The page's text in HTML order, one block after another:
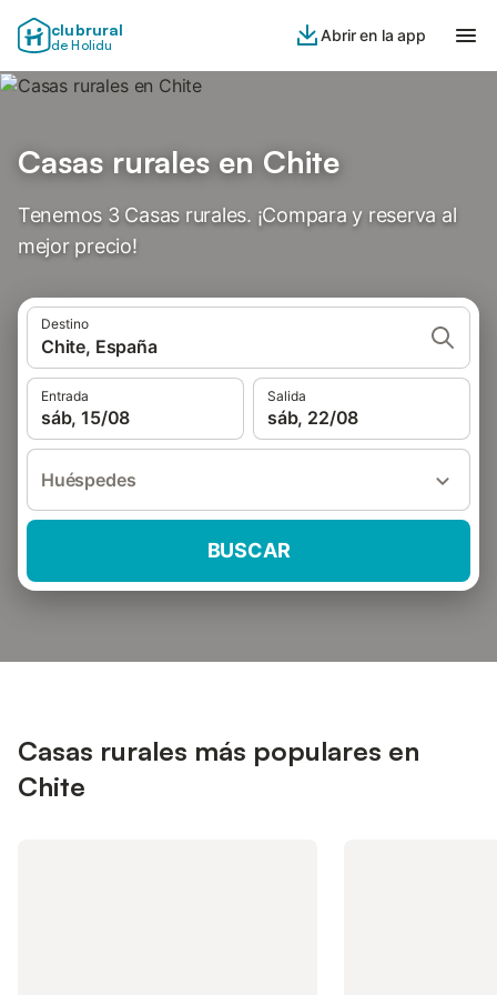
clubrural
de Holidu
Abrir en la app
Casas rurales en Chite
Tenemos 3 Casas rurales. ¡Compara y reserva al
mejor precio!
Destino
Chite, España
Entrada
sáb, 15/08
Salida
sáb, 22/08
Huéspedes
BUSCAR
Casas rurales más populares en
Chite